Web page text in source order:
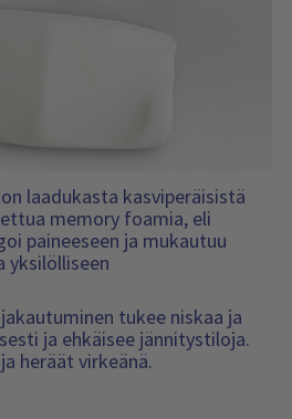
laadukasta kasviperäisistä
memory foamia, eli
paineeseen ja mukautuu
yksilölliseen
tukee niskaa ja
ja ehkäisee jännitystiloja.
heräät virkeänä.